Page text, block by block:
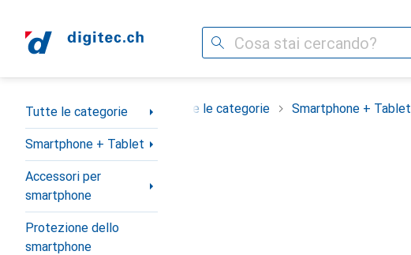
Cerca
Categoria Navigazione
Tutte le categorie
Smartphone + Tablet
Accessori per
smartphone
Protezione dello
smartphone
Tutte le categorie Smartphone + Tablet